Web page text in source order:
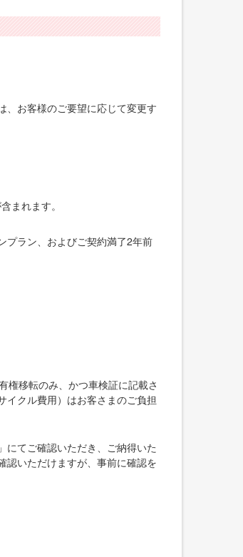
、お客様のご要望に応じて変更す
まれます。
プラン、およびご契約満了2年前
権移転のみ、かつ車検証に記載さ
イクル費用）はお客さまのご負担
にてご確認いただき、ご納得いた
認いただけますが、事前に確認を